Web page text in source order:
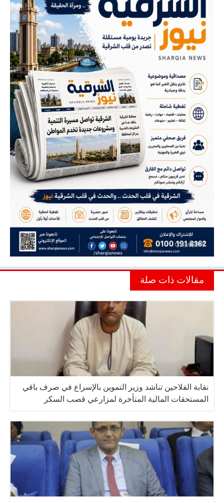
مقالات ذات صلة
نقابة الفلاحين تناشد وزير التموين بالإسراع في صرف باقي
المستحقات المالية المتأخرة لمزارعي قصب السكر